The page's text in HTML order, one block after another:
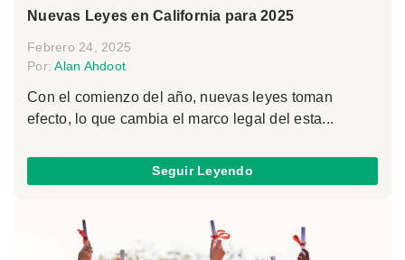
Nuevas Leyes en California para 2025
Febrero 24, 2025
Por:Alan Ahdoot
Con el comienzo del año, nuevas leyes toman
efecto, lo que cambia el marco legal del esta...
Seguir Leyendo